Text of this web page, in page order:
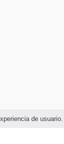
de